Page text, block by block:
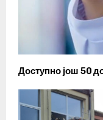
Доступно још 50